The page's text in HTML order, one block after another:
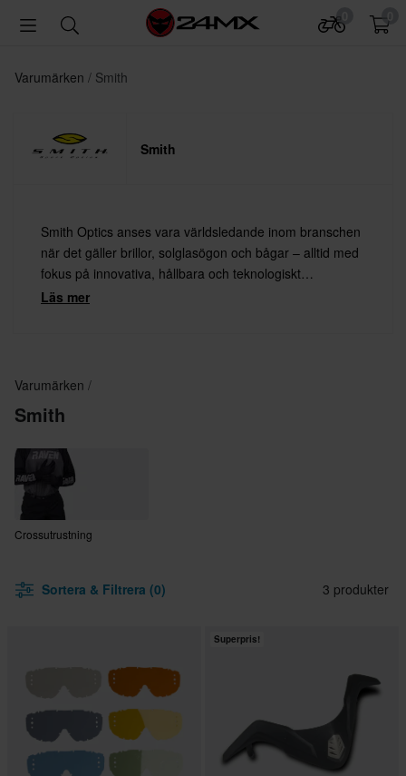
Varumärken Smith
Smith
Smith Optics anses vara världsledande inom branschen
när det gäller brillor, solglasögon och bågar – alltid med
fokus på innovativa, hållbara och teknologiskt
banbrytande produkter. Modernt, trendigt och unikt är
Läs mer
Varumärken
Smith
Crossutrustning
Sortera & Filtrera (0) 3 produkter
Superpris!